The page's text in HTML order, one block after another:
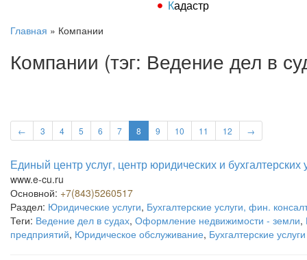
Кадастр
Главная » Компании
Компании (тэг: Ведение дел в
← 3 4 5 6 7 8 9 10 11 12 →
Единый центр услуг, центр юридических и бухгалтерских
www.e-cu.ru
Основной: +7(843)5260517
Раздел: Юридические услуги, Бухгалтерские услуги, фин.
Теги: Ведение дел в судах, Оформление недвижимости - земли,
предприятий, Юридическое обслуживание, Бухгалтерские услуги